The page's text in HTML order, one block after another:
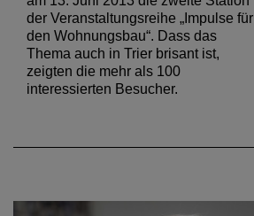
der Veranstaltungsreihe „Impulse für
den Wohnungsbau“. Dass das
Thema auch in Trier brisant ist,
zeigten die mehr als 100
interessierten Besucher.